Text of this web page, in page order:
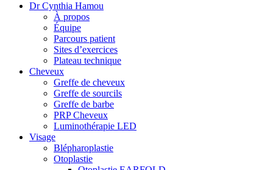
Dr Cynthia Hamou
À propos
Équipe
Parcours patient
Sites d’exercices
Plateau technique
Cheveux
Greffe de cheveux
Greffe de sourcils
Greffe de barbe
PRP Cheveux
Luminothérapie LED
Visage
Blépharoplastie
Otoplastie